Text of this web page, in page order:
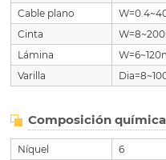
Cable plano
Cinta
Lámina
Varilla
Composición
Níquel 6